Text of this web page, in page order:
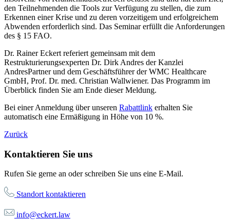
den Teilnehmenden die Tools zur Verfügung zu stellen, die zum
Erkennen einer Krise und zu deren vorzeitigem und erfolgreichem
Abwenden erforderlich sind. Das Seminar erfüllt die Anforderungen
des § 15 FAO.
Dr. Rainer Eckert referiert gemeinsam mit dem
Restrukturierungsexperten Dr. Dirk Andres der Kanzlei
AndresPartner und dem Geschäftsführer der WMC Healthcare
GmbH, Prof. Dr. med. Christian Wallwiener. Das Programm im
Überblick finden Sie am Ende dieser Meldung.
Bei einer Anmeldung über unseren Rabattlink erhalten Sie
automatisch eine Ermäßigung in Höhe von 10 %.
Zurück
Kontaktieren Sie uns
Rufen Sie gerne an oder schreiben Sie uns eine E-Mail.
Standort kontaktieren
info@eckert.law